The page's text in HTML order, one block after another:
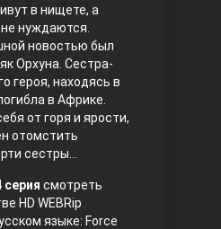
в нищете, а
нуждаются.
новостью был
Орхуна. Сестра-
героя, находясь в
в Африке.
от горя и ярости,
отомстить
сестры…
серия смотреть
HD WEBRip
языке: Force